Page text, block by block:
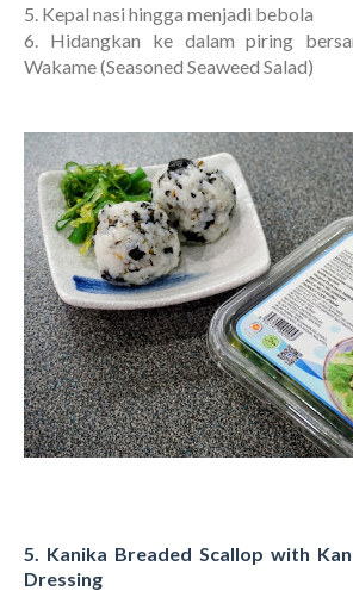
5. Kepal nasi hingga menjadi bebola
6. Hidangkan ke dalam piring
Wakame (Seasoned Seaweed Salad)
5. Kanika Breaded Scallop with
Dressing